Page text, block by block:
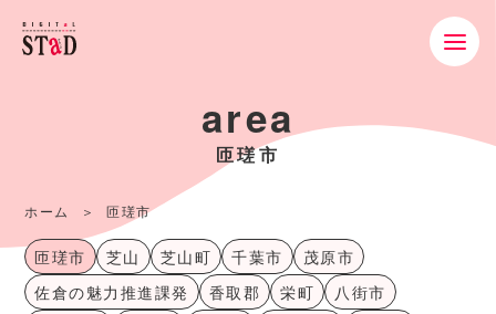
area
匝瑳市
ホーム 匝瑳市
匝瑳市 芝山 芝山町 千葉市
茂原市
佐倉の魅力推進課発
香取郡 栄町
八街市